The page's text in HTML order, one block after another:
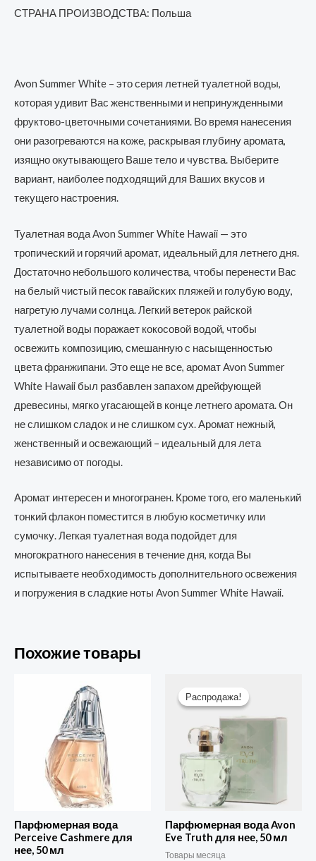
СТРАНА ПРОИЗВОДСТВА: Польша
Avon Summer White – это серия летней туалетной воды,
которая удивит Вас женственными и непринужденными
фруктово-цветочными сочетаниями. Во время нанесения
они разогреваются на коже, раскрывая глубину аромата,
изящно окутывающего Ваше тело и чувства. Выберите
вариант, наиболее подходящий для Ваших вкусов и
текущего настроения.
Туалетная вода Avon Summer White Hawaii — это
тропический и горячий аромат, идеальный для летнего дня.
Достаточно небольшого количества, чтобы перенести Вас
на белый чистый песок гавайских пляжей и голубую воду,
нагретую лучами солнца. Легкий ветерок райской
туалетной воды поражает кокосовой водой, чтобы
освежить композицию, смешанную с насыщенностью
цвета франжипани. Это еще не все, аромат Avon Summer
White Hawaii был разбавлен запахом дрейфующей
древесины, мягко угасающей в конце летнего аромата. Он
не слишком сладок и не слишком сух. Аромат нежный,
женственный и освежающий – идеальный для лета
независимо от погоды.
Аромат интересен и многогранен. Кроме того, его маленький
тонкий флакон поместится в любую косметичку или
сумочку. Легкая туалетная вода подойдет для
многократного нанесения в течение дня, когда Вы
испытываете необходимость дополнительного освежения
и погружения в сладкие ноты Avon Summer White Hawaii.
Похожие товары
Парфюмерная вода
Perceive Сashmere для
нее, 50 мл
Распродажа!
Распродажа!
Парфюмерная вода Avon
Eve Truth для нее, 50 мл
Товары месяца
составляла
1999,00 ₽.
999,00 ₽.